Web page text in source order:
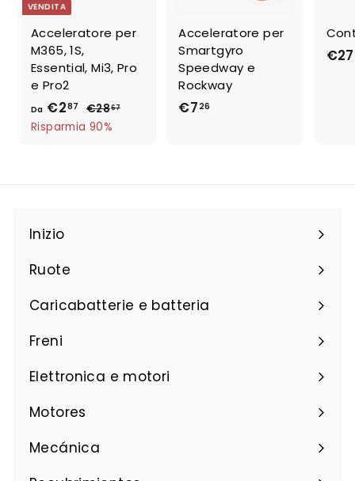
VENDITA
Acceleratore per
M365, 1S,
Essential, Mi3, Pro
e Pro2
Da €287
D
a
,
p
r
a
r
€2867€
7
Risparmia 90%
Acceleratore per
Smartgyro
Speedway e
Rockway
€7 26
6
€27
Inizio
Ruote
Caricabatterie e batteria
Freni
Elettronica e motori
Motores
Mecánica